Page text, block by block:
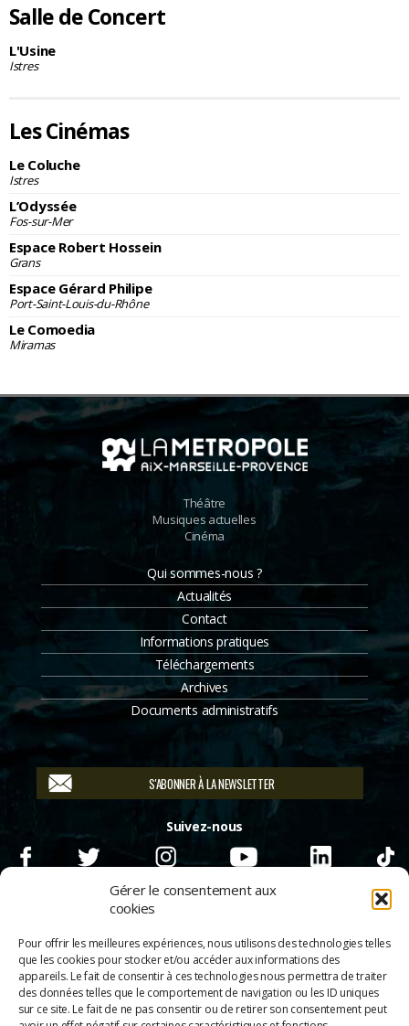
Gérer le consentement aux
cookies
Pour offrir les meilleures expériences, nous utilisons des technologies telles
que les cookies pour stocker et/ou accéder aux informations des
appareils. Le fait de consentir à ces technologies nous permettra de traiter
des données telles que le comportement de navigation ou les ID uniques
sur ce site. Le fait de ne pas consentir ou de retirer son consentement peut
Salle de Concert
L'Usine
Istres
Les Cinémas
Le Coluche
Istres
L’Odyssée
Fos-sur-Mer
Espace Robert Hossein
Grans
Espace Gérard Philipe
Port-Saint-Louis-du-Rhône
Le Comoedia
Miramas
Théâtre
Musiques actuelles
Cinéma
Qui sommes-nous ?
Actualités
Contact
Informations pratiques
Téléchargements
Archives
Documents administratifs
S'ABONNER À LA NEWSLETTER
Suivez-nous